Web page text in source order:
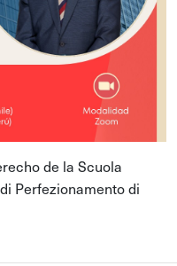
de la Scuola
Perfezionamento di